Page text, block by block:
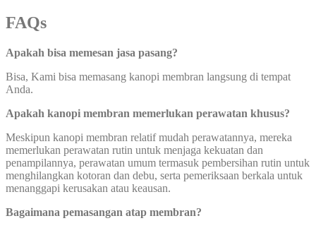
FAQs
Apakah bisa memesan jasa pasang?
Bisa, Kami bisa memasang kanopi membran langsung di tempat
Anda.
Apakah kanopi membran memerlukan perawatan khusus?
Meskipun kanopi membran relatif mudah perawatannya, mereka
memerlukan perawatan rutin untuk menjaga kekuatan dan
penampilannya, perawatan umum termasuk pembersihan rutin untuk
menghilangkan kotoran dan debu, serta pemeriksaan berkala untuk
menanggapi kerusakan atau keausan.
Bagaimana pemasangan atap membran?